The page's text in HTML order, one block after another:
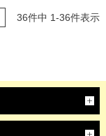
36件中 1-36件表示